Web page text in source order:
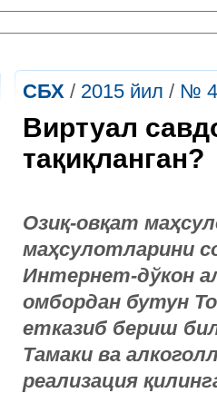
СБХ / 2015 йил / №
Виртуал
тақиқланган?
Озиқ-овқат
маҳсулотларини
Интернет-дўкон
омбордан бутун
етказиб бериш
Тамаки ва
реализация